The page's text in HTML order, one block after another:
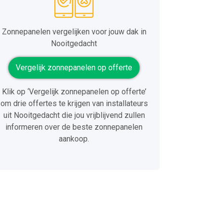
Zonnepanelen vergelijken voor jouw dak in
Nooitgedacht
Vergelijk zonnepanelen op offerte
Klik op ‘Vergelijk zonnepanelen op offerte’
om drie offertes te krijgen van installateurs
uit Nooitgedacht die jou vrijblijvend zullen
informeren over de beste zonnepanelen
aankoop.